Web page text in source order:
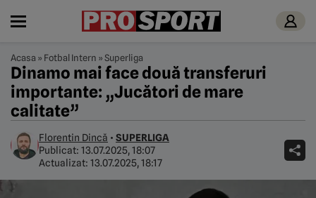
Acasa » Fotbal Intern »Superliga
Dinamo mai face două transferuri
importante: „Jucători de mare
calitate”
Florentin Dincă • SUPERLIGA
Publicat: 13.07.2025, 18:07
Actualizat: 13.07.2025, 18:17